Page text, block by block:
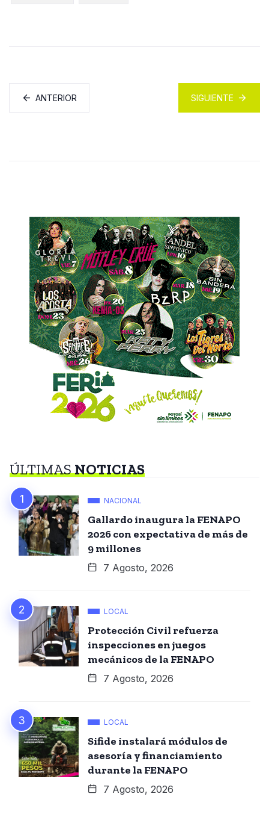
ANTERIOR SIGUIENTE
ÚLTIMASNOTICIAS
NACIONAL
Gallardo inaugura la FENAPO
2026 con expectativa de más de
9 millones
7 Agosto, 2026
LOCAL
Protección Civil refuerza
inspecciones en juegos
mecánicos de la FENAPO
7 Agosto, 2026
LOCAL
Sifide instalará módulos de
asesoría y financiamiento
durante la FENAPO
7 Agosto, 2026